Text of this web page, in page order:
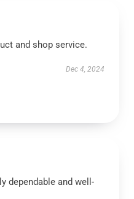
and shop service.
Dec 4, 2024
dependable and well-